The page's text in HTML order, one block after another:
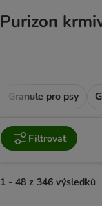
Purizon
Granule pro psy
Filtrovat
1 - 48 z 346 výsledků